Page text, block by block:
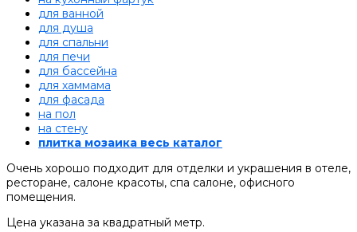
для ванной
для душа
для спальни
для печи
для бассейна
для хаммама
для фасада
на пол
на стену
плитка мозаика весь каталог
Очень хорошо подходит для отделки и украшения в отеле,
ресторане, салоне красоты, спа салоне, офисного
помещения.
Цена указана за квадратный метр.